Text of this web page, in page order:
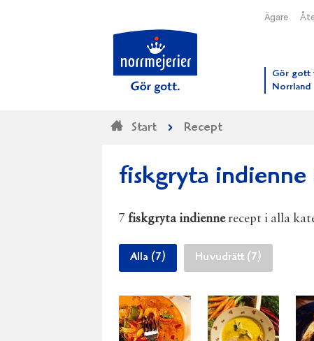
Ägare
Gör gott
Norrland
Start Recept
fiskgryta indienne
7 fiskgryta indiennerecept i alla
Alla (7) Huvudrätt (7)